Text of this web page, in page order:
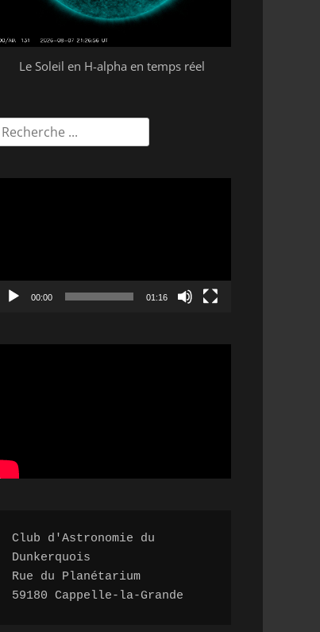
Le Soleil en H-alpha en temps réel
Rechercher :
00:00 01:16
Club d'Astronomie du
Dunkerquois
Rue du Planétarium
59180 Cappelle-la-Grande